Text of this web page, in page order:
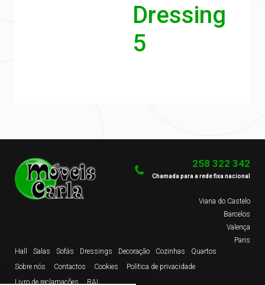
Dressing
5
Hall Salas Sofás Dressings Decoração Cozinhas
Quartos
Sobre nós
Contactos Cookies
Política de privacidade
Livro de reclamações
RAL
258 322 342
Chamada para a rede fixa nacional
Viana do Castelo
Barcelos
Valença
Paris